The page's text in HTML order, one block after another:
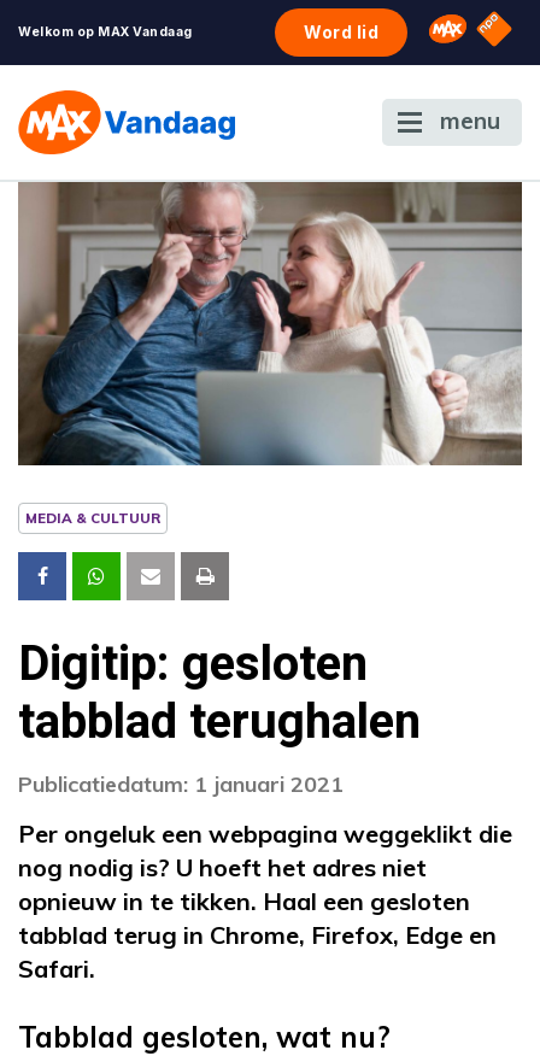
Welkom op MAX Vandaag Word lid Omroep
NPO
menu
MEDIA & CULTUUR
Digitip: gesloten
tabblad terughalen
Publicatiedatum: 1 januari 2021
Per ongeluk een webpagina weggeklikt die
nog nodig is? U hoeft het adres niet
opnieuw in te tikken. Haal een gesloten
tabblad terug in Chrome, Firefox, Edge en
Safari.
Tabblad gesloten, wat nu?